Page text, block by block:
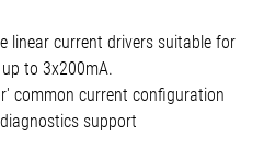
linear current drivers suitable for
to 3x200mA.
common current configuration
support